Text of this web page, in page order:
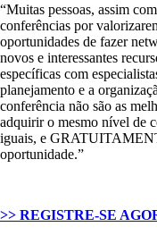
“Muitas pessoas, assim
conferências por
oportunidades de fazer
novos e interessantes
específicas com
planejamento e a
conferência não são as
adquirir o mesmo nível de
iguais, e
oportunidade.”
>> REGISTRE-SE